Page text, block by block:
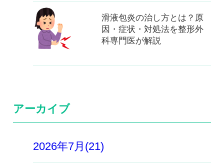
滑液包炎の治し方とは？原
因・症状・対処法を整形外
科専門医が解説
アーカイブ
2026年7月(21)